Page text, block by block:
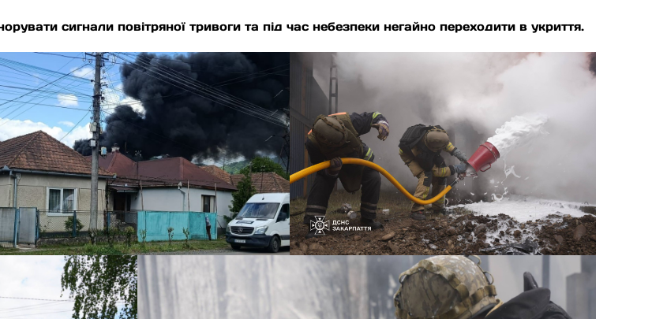
сигнали повітряної тривоги та під час небезпеки негайно переходити в укриття.